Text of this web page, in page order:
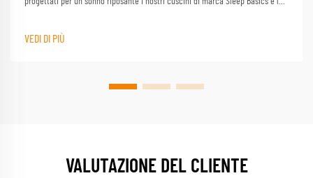
VEDI DI PIÙ
VALUTAZIONE DEL CLIENTE